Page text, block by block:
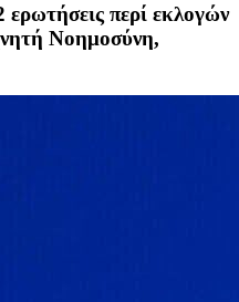
περί εκλογών
Νοημοσύνη,